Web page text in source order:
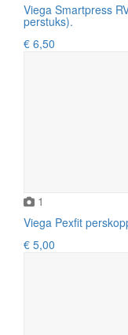
Viega Smartpress
perstuks).
€ 6,50
1
Viega Pexfit
€ 5,00